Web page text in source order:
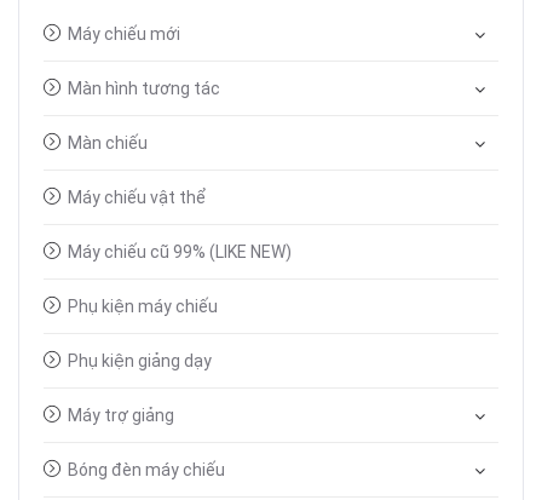
Máy chiếu mới
Màn hình tương tác
Màn chiếu
Máy chiếu vật thể
Máy chiếu cũ 99% (LIKE NEW)
Phụ kiện máy chiếu
Phụ kiện giảng dạy
Máy trợ giảng
Bóng đèn máy chiếu